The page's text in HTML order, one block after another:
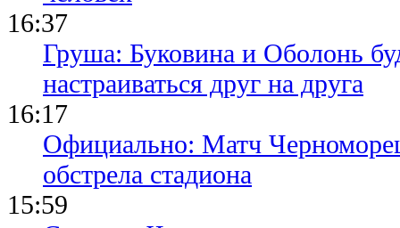
16:37
Груша: Буковина и Оболонь
настраиваться друг на друга
16:17
Официально: Матч
обстрела стадиона
15:59